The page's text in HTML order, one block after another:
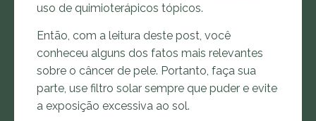
uso de quimioterápicos tópicos.
Então, com a leitura deste post, você
conheceu alguns dos fatos mais relevantes
sobre o câncer de pele. Portanto, faça sua
parte, use filtro solar sempre que puder e evite
a exposição excessiva ao sol.